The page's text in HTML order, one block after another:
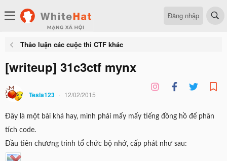
Đăng nhập
Thảo luận các cuộc thi CTF khác
[writeup] 31c3ctf mynx
Tesla123 12/02/2015
Đây là một bài khá hay, mình phải mấy mấy tiếng đồng hồ để phân
tích code.
Đầu tiên chương trình tổ chức bộ nhớ, cấp phát như sau: